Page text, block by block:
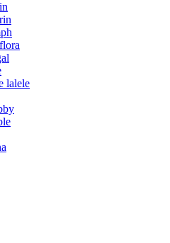
lalele